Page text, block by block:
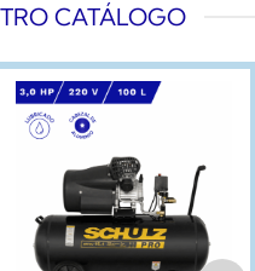
CATÁLOGO